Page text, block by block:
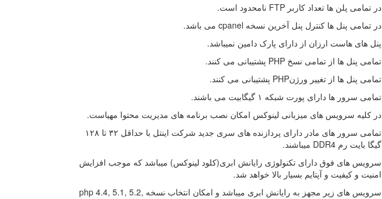
در تمامی پلن ها تعداد کاربر FTP نامحدود است.
در تمامی پنل ها کنترل پنل آخرین نسخه cpanel می باشد.
پنل های هاست ارزان از دارای پارک دامین نمیباشد.
تمامی پنل ها از تمامی نسخ PHP پشتیبانی می کنند.
تمامی پنل ها از تغییر ورژنPHP پشتیبانی می کنند.
تمامی سرور ها دارای پورت شبکه ۱ گیگابیت می باشند.
در کلیه سرویس های میزبانی لینوکس امکان نصب برنامه های مدیریت محتوا مهیاست.
تمامی سرور های مادر دارای پردازنده های سری جدید شرکت اینتل با حداقل ۳۲ تا ۱۲۸
گیگا بایت رم DDR4 میباشند.
سرویس های فوق دارای تکنولوژی رایانش ابری(کلود لینوکس) میباشد که موجب افزایش
امنیت و کیفیت و آپتایم بسیار بالا خواهد شد.
سرویس های زیر مجهز به رایانش ابری میباشد و امکان انتخاب نسخه php 4.4, 5.1, 5.2,